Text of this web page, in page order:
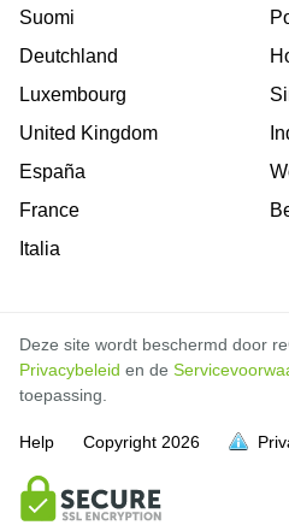
vol is
vol is
vol is
vol is
vol is
vol is
vol is
vol is
vol is
vol is
Suomi
Deutchland
Luxembourg
United Kingdom
España
France
Italia
Deze site wordt beschermd door
Privacybeleid en de
toepassing.
Help Copyright 2026